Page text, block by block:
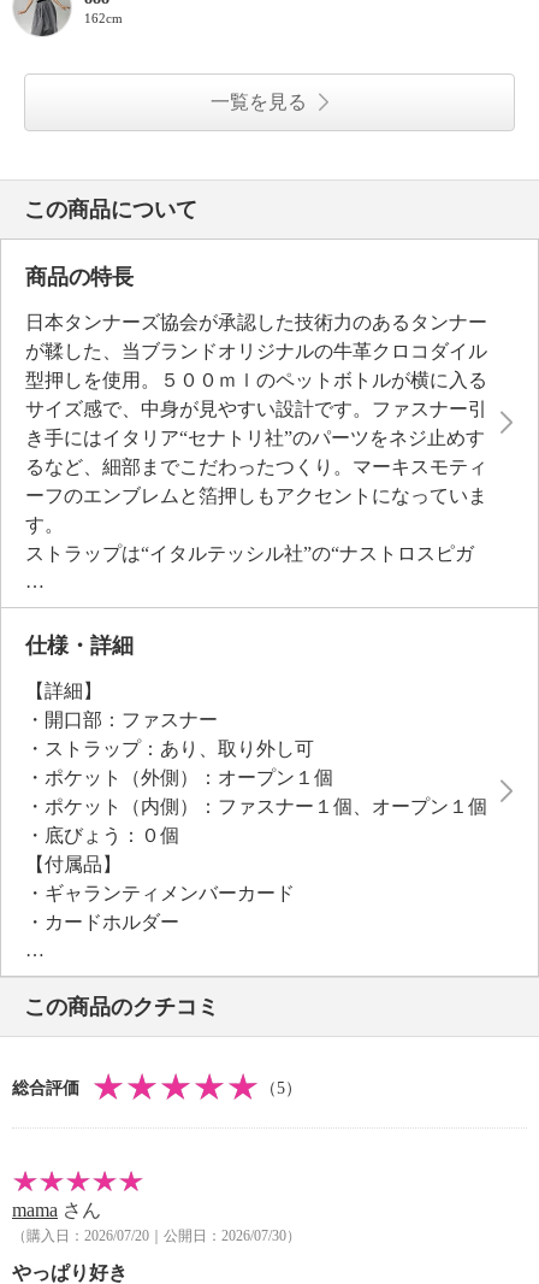
162cm
一覧を見る
この商品について
商品の特長
日本タンナーズ協会が承認した技術力のあるタンナー
が鞣した、当ブランドオリジナルの牛革クロコダイル
型押しを使用。５００ｍｌのペットボトルが横に入る
サイズ感で、中身が見やすい設計です。ファスナー引
き手にはイタリア“セナトリ社”のパーツをネジ止めす
るなど、細部までこだわったつくり。マーキスモティ
ーフのエンブレムと箔押しもアクセントになっていま
す。
ストラップは“イタルテッシル社”の“ナストロスピガ
ートヴァーグ”を採用。お手持ちのストラップに付け
替えることもでき、スタイリングの変化を楽しめま
す。
仕様・詳細
【詳細】
・開口部：ファスナー
・ストラップ：あり、取り外し可
・ポケット（外側）：オープン１個
・ポケット（内側）：ファスナー１個、オープン１個
・底びょう：０個
【付属品】
・ギャランティメンバーカード
・カードホルダー
・ナスカン付きストラップ
【素材】
・外側：牛革
・内側：レーヨン、牛革
【サイズ】
・約縦１８ｃｍ×最大横２３．５ｃｍ×マチ８ｃｍ
・Ａ４サイズ：不可
【重さ】
・約５１０ｇ
【メンテナンス】
この商品のクチコミ
総合評価 （5）
mama さん
（購入日：2026/07/20｜公開日：2026/07/30）
やっぱり好き